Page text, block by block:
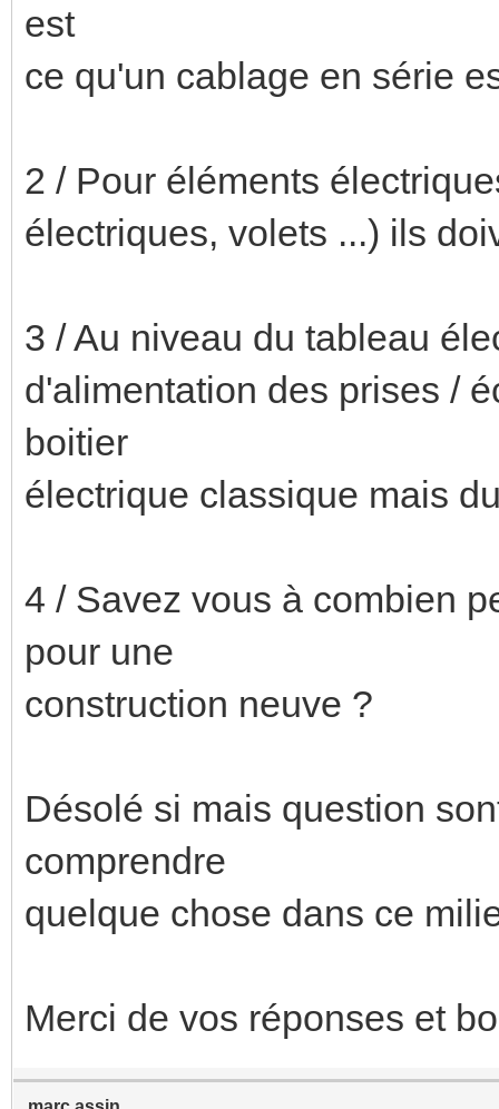
est
ce qu'un cablage en série
2 / Pour éléments
électriques, volets ...) ils
3 / Au niveau du tableau
d'alimentation des prises /
boitier
électrique classique mais
4 / Savez vous à combien
pour une
construction neuve ?
Désolé si mais question
comprendre
quelque chose dans ce
Merci de vos réponses et